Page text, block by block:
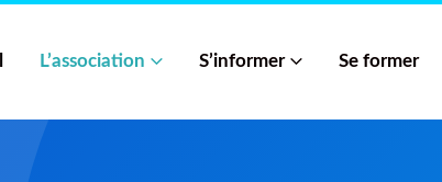
L’association S’informer Se former